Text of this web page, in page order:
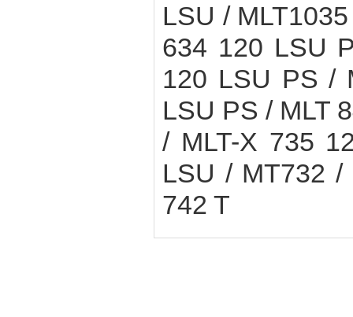
LSU /
634 120 LSU
120 LSU PS /
LSU PS / MLT
/ MLT-X 735
LSU / MT732 /
742 T